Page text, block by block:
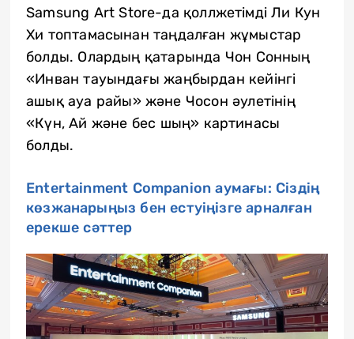
Samsung Art Store-да қоллжетімді Ли Кун
Хи топтамасынан таңдалған жұмыстар
болды. Олардың қатарында Чон Сонның
«Инван тауындағы жаңбырдан кейінгі
ашық ауа райы» және Чосон әулетінің
«Күн, Ай және бес шың» картинасы
болды.
Entertainment Companion аумағы: Сіздің
көзжанарыңыз бен естуіңізге арналған
ерекше сәттер